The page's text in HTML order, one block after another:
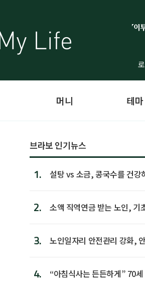
머니 테마
브라보 인기뉴스
1. 설탕 vs 소금, 콩국수를 건강
2.
소액 직역연금 받는 노인, 기
3.
노인일자리 안전관리 강화,
4.
“아침식사는 든든하게” 70